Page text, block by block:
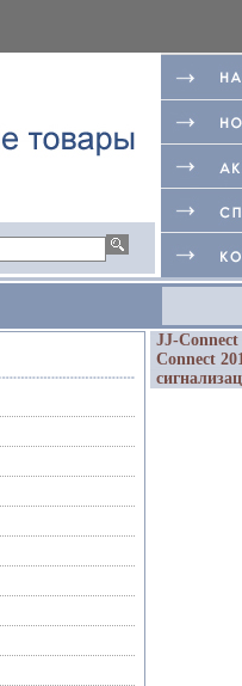
JJ-
Connect